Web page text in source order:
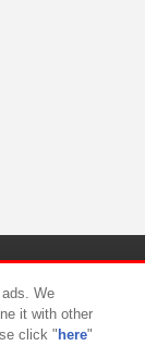
ント対応方針
We
it with other
click " here"